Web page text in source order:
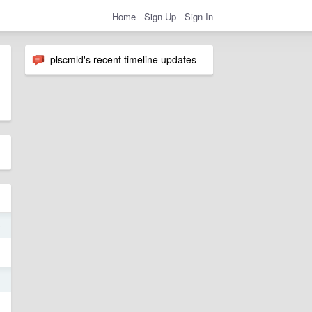
Home Sign Up Sign In
plscmld's recent timeline updates